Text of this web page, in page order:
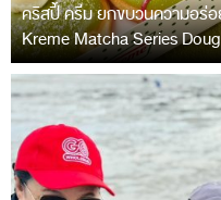
คริสปี้ ครีม ยกขบวนความอร่อ
Kreme Matcha Series